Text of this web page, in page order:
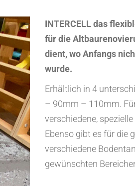
INTERCELL das
für die
dient, wo Anfangs
wurde.
Erhältlich in 4
– 90mm – 110mm.
verschiedene,
Ebenso gibt es für die
verschiedene
gewünschten